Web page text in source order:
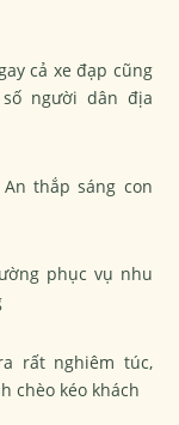
cả xe đạp cũng
người dân địa
thắp sáng con
phục vụ nhu
rất nghiêm túc,
chèo kéo khách